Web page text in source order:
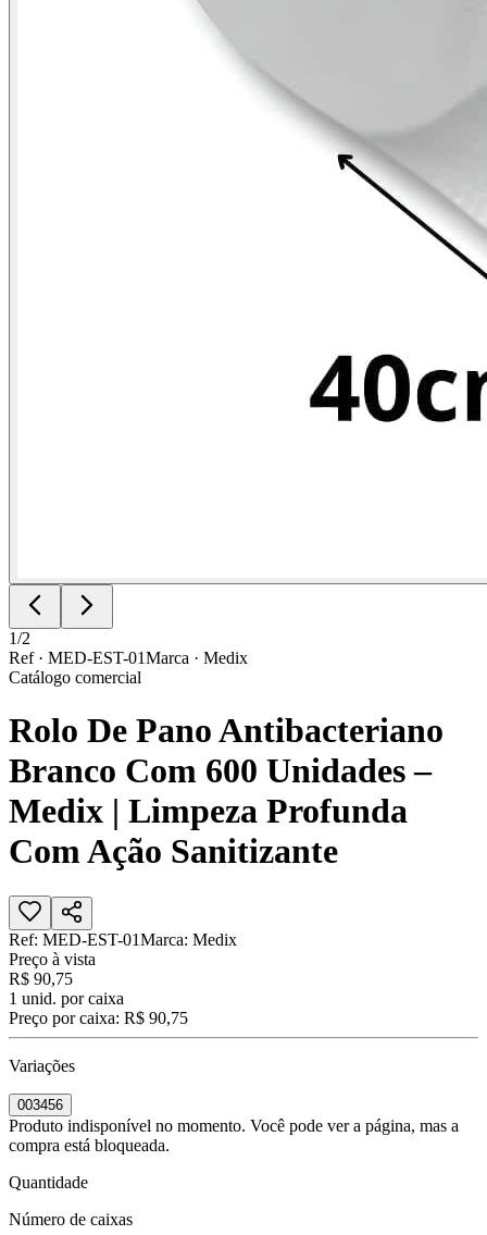
1/2
Ref · MED-EST-01Marca · Medix
Catálogo comercial
Rolo De Pano Antibacteriano
Branco Com 600 Unidades –
Medix | Limpeza Profunda
Com Ação Sanitizante
Ref: MED-EST-01Marca: Medix
Preço à vista
R$ 90,75
1 unid. por caixa
Preço por caixa: R$ 90,75
Variações
003456
Produto indisponível no momento. Você pode ver a página, mas a
compra está bloqueada.
Quantidade
Número de caixas